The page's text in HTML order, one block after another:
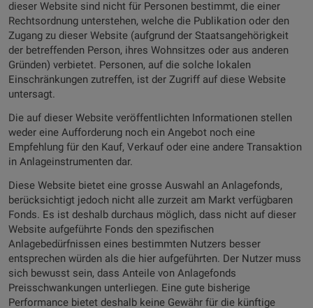
dieser Website sind nicht für Personen bestimmt, die einer
Rechtsordnung unterstehen, welche die Publikation oder den
Zugang zu dieser Website (aufgrund der Staatsangehörigkeit
der betreffenden Person, ihres Wohnsitzes oder aus anderen
Gründen) verbietet. Personen, auf die solche lokalen
Einschränkungen zutreffen, ist der Zugriff auf diese Website
untersagt.
Die auf dieser Website veröffentlichten Informationen stellen
weder eine Aufforderung noch ein Angebot noch eine
Empfehlung für den Kauf, Verkauf oder eine andere Transaktion
in Anlageinstrumenten dar.
Diese Website bietet eine grosse Auswahl an Anlagefonds,
berücksichtigt jedoch nicht alle zurzeit am Markt verfügbaren
Fonds. Es ist deshalb durchaus möglich, dass nicht auf dieser
Website aufgeführte Fonds den spezifischen
Anlagebedürfnissen eines bestimmten Nutzers besser
entsprechen würden als die hier aufgeführten. Der Nutzer muss
sich bewusst sein, dass Anteile von Anlagefonds
Preisschwankungen unterliegen. Eine gute bisherige
Performance bietet deshalb keine Gewähr für die künftige